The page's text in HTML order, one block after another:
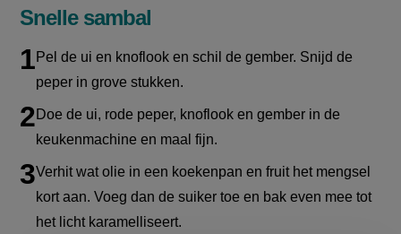
Snelle sambal
Pel de ui en knoflook en schil de gember. Snijd de
peper in grove stukken.
Doe de ui, rode peper, knoflook en gember in de
keukenmachine en maal fijn.
Verhit wat olie in een koekenpan en fruit het mengsel
kort aan. Voeg dan de suiker toe en bak even mee tot
het licht karamelliseert.